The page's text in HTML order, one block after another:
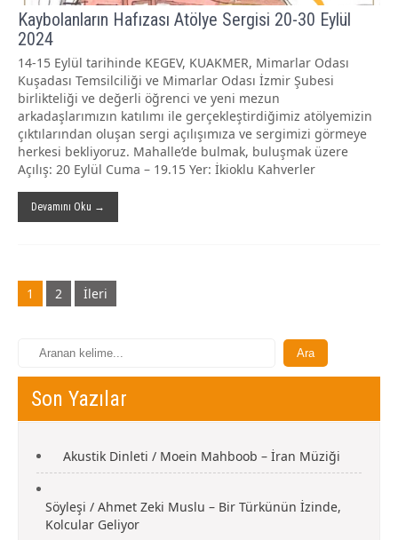
Kaybolanların Hafızası Atölye Sergisi 20-30 Eylül
2024
14-15 Eylül tarihinde KEGEV, KUAKMER, Mimarlar Odası
Kuşadası Temsilciliği ve Mimarlar Odası İzmir Şubesi
birlikteliği ve değerli öğrenci ve yeni mezun
arkadaşlarımızın katılımı ile gerçekleştirdiğimiz atölyemizin
çıktılarından oluşan sergi açılışımıza ve sergimizi görmeye
herkesi bekliyoruz. Mahalle’de bulmak, buluşmak üzere
Açılış: 20 Eylül Cuma – 19.15 Yer: İkioklu Kahverler
Devamını Oku →
Gönderi
navigasyonu
1 2 İleri
Son Yazılar
Akustik Dinleti / Moein Mahboob – İran Müziği
Söyleşi / Ahmet Zeki Muslu – Bir Türkünün İzinde,
Kolcular Geliyor